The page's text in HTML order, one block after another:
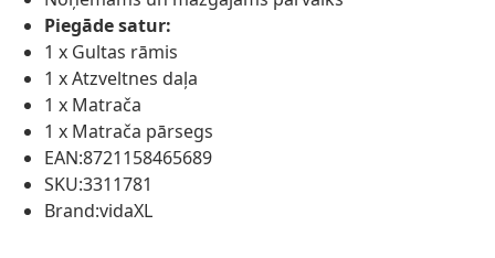
Piegāde satur:
1 x Gultas rāmis
1 x Atzveltnes daļa
1 x Matrača
1 x Matrača pārsegs
EAN:8721158465689
SKU:3311781
Brand:vidaXL